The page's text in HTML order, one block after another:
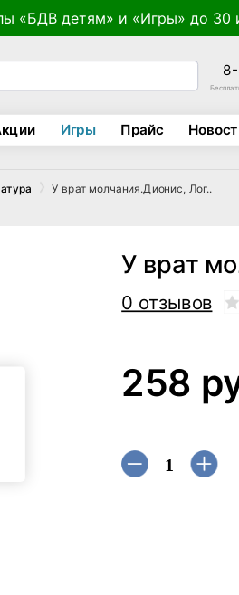
«БДВ детям» и «Игры» до 30
Игры Прайс
У врат молчания.Дионис, Лог..
У врат
0 отзывов
258